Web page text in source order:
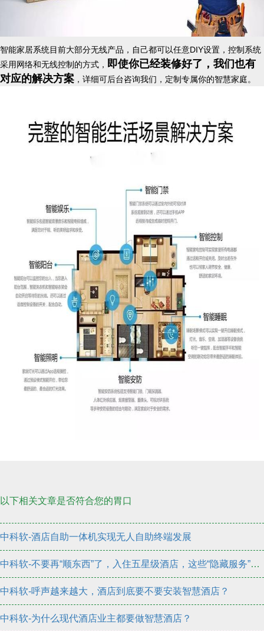
智能家居系统目前大部分无线产品，自己都可以任意DIY设置，控制系统
采用网络和无线控制的方式， 即使你已经装修好了，我们也有
对应的解决方案 ，详细可后台咨询我们，定制专属你的智慧家庭。
以下相关文章是否符合您的胃口
中科软-酒店自助一体机实现无人自助终端发展
中科软-不要再“顺东西”了，入住五星级酒店，这些“隐藏服务”更要学会
中科软-呼声越来越大，酒店到底要不要安装智慧酒店？
中科软-为什么现代酒店业主都要做智慧酒店？